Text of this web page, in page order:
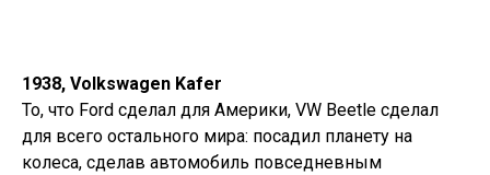
1938, Volkswagen Kafer
То, что Ford сделал для Америки, VW Beetle сделал
для всего остального мира: посадил планету на
колеса, сделав автомобиль повседневным